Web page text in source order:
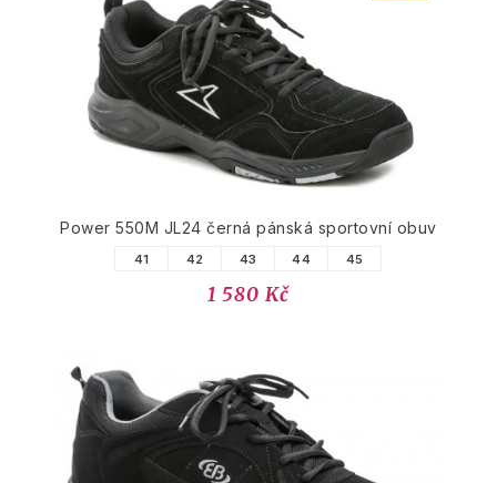
Power 550M JL24 černá pánská sportovní obuv
41 42 43 44 45
1 580 Kč